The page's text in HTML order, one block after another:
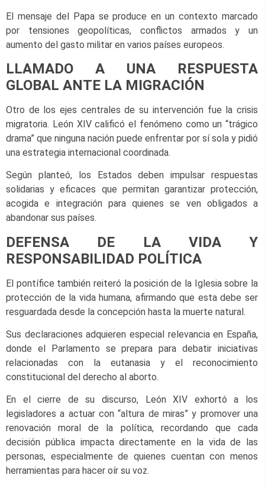
El mensaje del Papa se produce en un contexto marcado
por tensiones geopolíticas, conflictos armados y un
aumento del gasto militar en varios países europeos.
LLAMADO A UNA RESPUESTA
GLOBAL ANTE LA MIGRACIÓN
Otro de los ejes centrales de su intervención fue la crisis
migratoria. León XIV calificó el fenómeno como un “trágico
drama” que ninguna nación puede enfrentar por sí sola y pidió
una estrategia internacional coordinada.
Según planteó, los Estados deben impulsar respuestas
solidarias y eficaces que permitan garantizar protección,
acogida e integración para quienes se ven obligados a
abandonar sus países.
DEFENSA DE LA VIDA Y
RESPONSABILIDAD POLÍTICA
El pontífice también reiteró la posición de la Iglesia sobre la
protección de la vida humana, afirmando que esta debe ser
resguardada desde la concepción hasta la muerte natural.
Sus declaraciones adquieren especial relevancia en España,
donde el Parlamento se prepara para debatir iniciativas
relacionadas con la eutanasia y el reconocimiento
constitucional del derecho al aborto.
En el cierre de su discurso, León XIV exhortó a los
legisladores a actuar con “altura de miras” y promover una
renovación moral de la política, recordando que cada
decisión pública impacta directamente en la vida de las
personas, especialmente de quienes cuentan con menos
herramientas para hacer oír su voz.